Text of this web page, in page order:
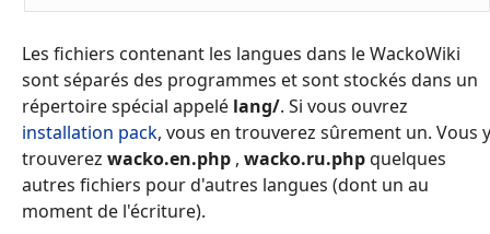
Les fichiers contenant les langues dans le WackoWiki
sont séparés des programmes et sont stockés dans un
répertoire spécial appelé lang/. Si vous ouvrez
installation pack, vous en trouverez sûrement un. Vous y
trouverez wacko.en.php , wacko.ru.phpquelques
autres fichiers pour d'autres langues (dont un au
moment de l'écriture).